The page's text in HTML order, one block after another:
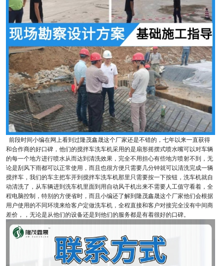
前段时间小编在网上看到过隆茂鑫晟这个厂家还是不错的，七年以来一直获得
和合作商的好口碑，他们的搅拌车洗车机采用的是扇形摇摆式喷水嘴可以对车辆
的每一个地方进行喷水从而达到清洗效果，完全不用担心有些地方喷射不到，无
论是刮风下雨都可以正常使用，而且也很方便只需要几分钟就可以清洗完成一辆
搅拌车，我们的车主把车开到搅拌车洗车机那里只需要按一下按钮，洗车机就自
动清洗了，从车辆进到洗车机里面到用自动风干机出来不需要人工值守看着，全
程电脑控制，特别的方便省时，而且小编还了解到隆茂鑫晟这个厂家他们会根据
用户使用的不同环境来给客户定做洗车机，全程直接和客户对接完全没有中间商
差价，，无论是从他们的设备还是到他们的服务都是有着很好的口碑。